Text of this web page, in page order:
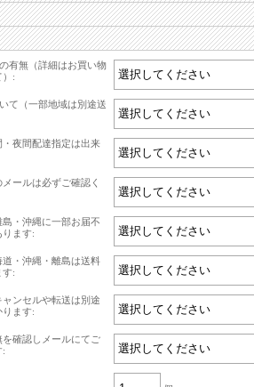
有無（詳細はお買い物
）:
て（一部地域は別途送
・夜間配達指定は出来
ールは必ずご確認く
・沖縄に一部お届不
ります:
道・沖縄・離島は送料
す:
ンセルや転送は別途
ります:
を確認しメールにてご
: